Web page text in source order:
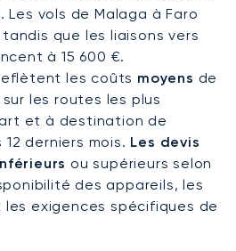
transferts à l’arrivée, afin
fluide sur place.
vols de Malaga à Faro
que les liaisons vers
à 15 600 €.
les coûts moyens de
les routes les plus
et à destination de
derniers mois. Les devis
ou supérieurs selon
des appareils, les
exigences spécifiques de